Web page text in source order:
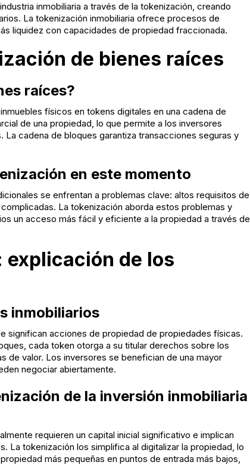
inmobiliaria a través de la tokenización, creando
La tokenización inmobiliaria ofrece procesos de
liquidez con capacidades de propiedad fraccionada.
de bienes raíces
raíces?
físicos en tokens digitales en una cadena de
de una propiedad, lo que permite a los inversores
cadena de bloques garantiza transacciones seguras y
en este momento
se enfrentan a problemas clave: altos requisitos de
La tokenización aborda estos problemas y
un acceso más fácil y eficiente a la propiedad a través de
de los
inmobiliarios
significan acciones de propiedad de propiedades físicas.
cada token otorga a su titular derechos sobre los
de valor. Los inversores se benefician de una mayor
negociar abiertamente.
de la inversión inmobiliaria
requieren un capital inicial significativo e implican
La tokenización los simplifica al digitalizar la propiedad, lo
más pequeñas en puntos de entrada más bajos,